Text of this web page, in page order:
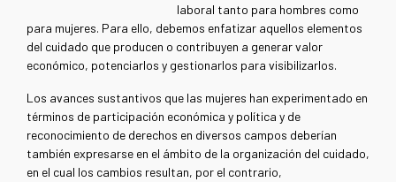
laboral tanto para hombres como
para mujeres. Para ello, debemos enfatizar aquellos elementos
del cuidado que producen o contribuyen a generar valor
económico, potenciarlos y gestionarlos para visibilizarlos.
Los avances sustantivos que las mujeres han experimentado en
términos de participación económica y política y de
reconocimiento de derechos en diversos campos deberían
también expresarse en el ámbito de la organización del cuidado,
en el cual los cambios resultan, por el contrario,